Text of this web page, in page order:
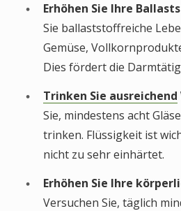
Erhöhen Sie Ihre
Sie ballaststoffreiche
Gemüse,
Dies fördert die
Trinken Sie ausreichend
Sie, mindestens acht
trinken. Flüssigkeit ist
nicht zu sehr einhärtet.
Erhöhen Sie Ihre
Versuchen Sie, täglich